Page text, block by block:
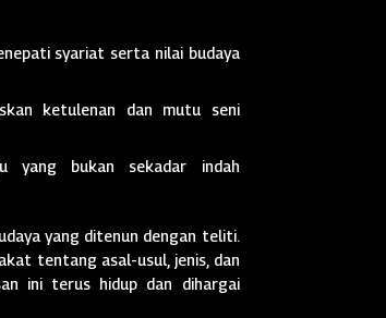
syariat serta nilai budaya
ketulenan dan mutu seni
yang bukan sekadar indah
yang ditenun dengan teliti.
tentang asal-usul, jenis, dan
ini terus hidup dan dihargai